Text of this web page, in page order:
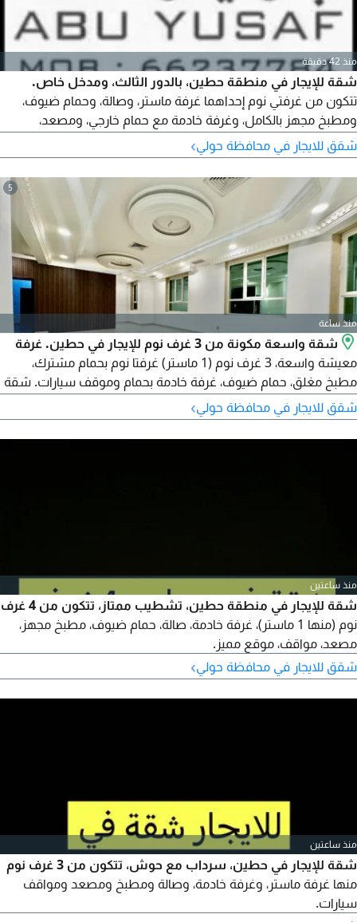
منذ 42 دقيقة
شقة للإيجار في منطقة حطين، بالدور الثالث، ومدخل خاص.
تتكون من غرفتي نوم إحداهما غرفة ماستر، وصالة، وحمام ضيوف،
ومطبخ مجهز بالكامل، وغرفة خادمة مع حمام خارجي، ومصعد،
وشترات، وموقفي سيارات في السرداب. الإيجار 450 دينار كويتي.
شقق للايجار في محافظة حولي›
5
منذ ساعة
شقة واسعة مكونة من 3 غرف نوم للإيجار في حطين. غرفة
معيشة واسعة، 3 غرف نوم (1 ماستر) غرفتا نوم بحمام مشترك،
مطبخ مغلق، حمام ضيوف، غرفة خادمة بحمام وموقف سيارات. شقة
30032022 الرقم المركزي 101220108657 رقم السجل التجاري
119416 الكيان القانوني شركة ذات مسؤولية محدودة رأس المال
شقق للايجار في محافظة حولي›
منذ ساعتين
شقة للإيجار في منطقة حطين، تشطيب ممتاز، تتكون من 4 غرف
نوم (منها 1 ماستر)، غرفة خادمة، صالة، حمام ضيوف، مطبخ مجهز،
مصعد، مواقف، موقع مميز.
شقق للايجار في محافظة حولي›
منذ ساعتين
شقة للإيجار في حطين، سرداب مع حوش، تتكون من 3 غرف نوم
منها غرفة ماستر، وغرفة خادمة، وصالة ومطبخ ومصعد ومواقف
سيارات.